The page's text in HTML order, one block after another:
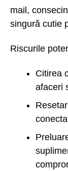
mail,
singură cutie
Riscurile
Citirea
afaceri